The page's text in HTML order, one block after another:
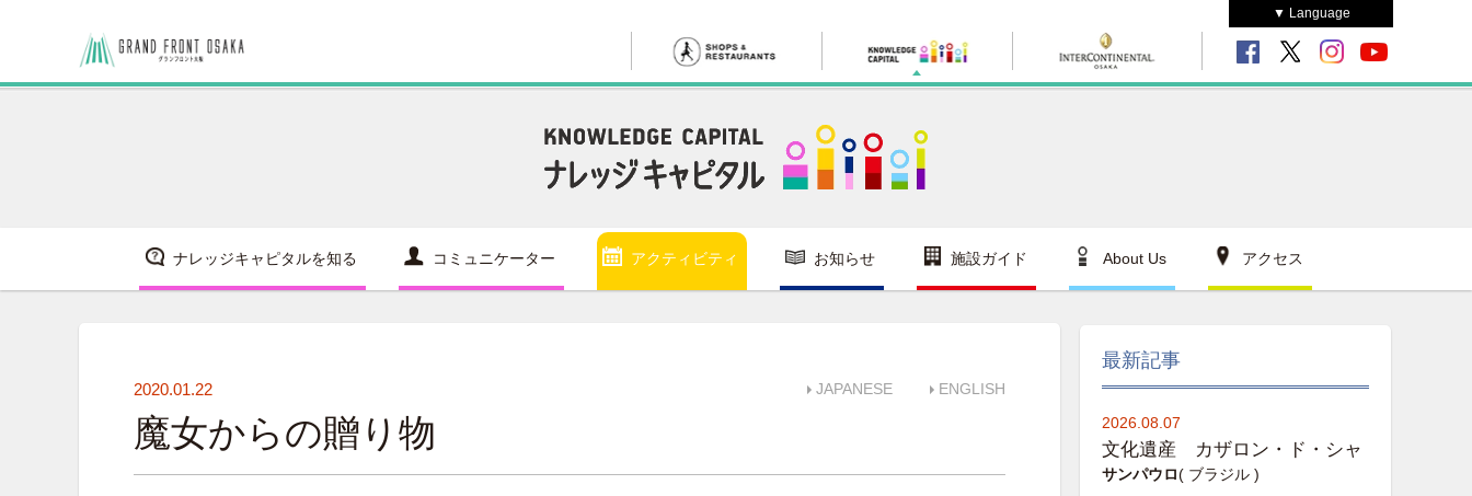
▼ Language
ナレッジキャピタルを知る コミュニケーター アクティビティ お知らせ 施設ガイド About Us アクセス
JAPANESE ENGLISH
2020.01.22
魔女からの贈り物
最新記事
2026.08.07
文化遺産 カザロン・ド・シャ
サンパウロ( ブラジル )